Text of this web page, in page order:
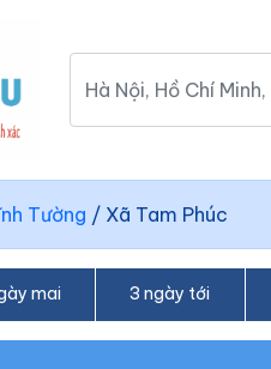
Tường / Xã Tam Phúc
mai 3 ngày tới